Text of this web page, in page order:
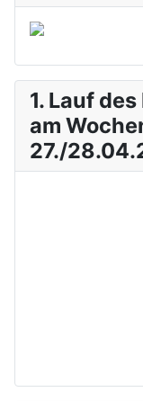
1. Lauf
am
27./